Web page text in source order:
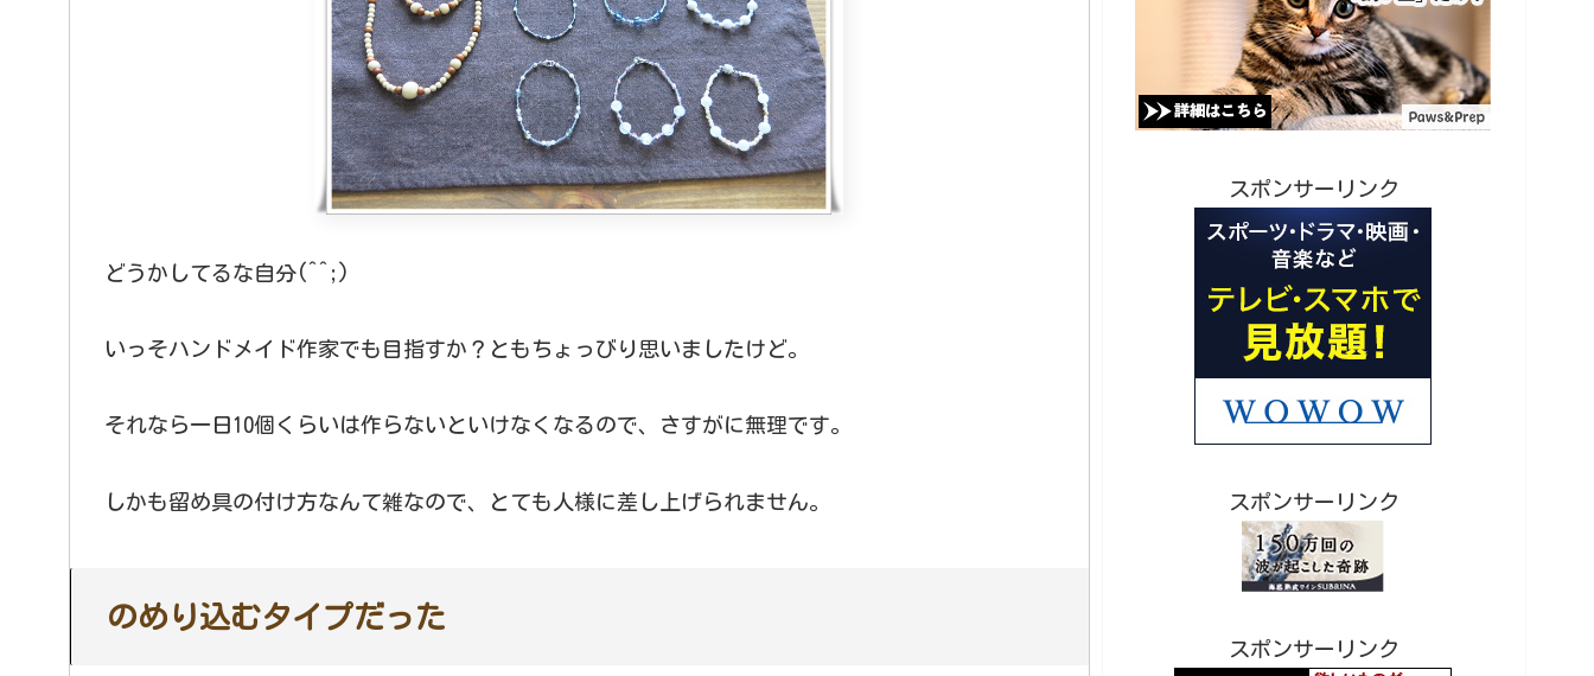
どうかしてるな自分(^^;)
いっそハンドメイド作家でも目指すか？ともちょっびり思いましたけど。
それなら一日10個くらいは作らないといけなくなるので、さすがに無理です。
しかも留め具の付け方なんて雑なので、とても人様に差し上げられません。
のめり込むタイプだった
スポンサーリンク
スポンサーリンク
スポンサーリンク